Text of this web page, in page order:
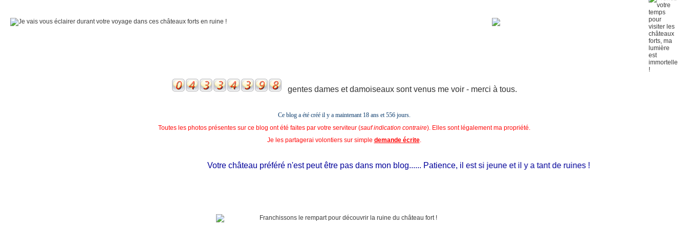
gentes dames et damoiseaux sont venus me voir - merci à tous.
Ce blog a été créé il y a maintenant 18 ans et556 jours.
Toutes les photos présentes sur ce blog ont été faites par votre serviteur (sauf indication contraire). Elles sont légalement ma propriété.
Je les partagerai volontiers sur simple demande écrite.
Votre château préféré n'est peut être pas dans mon blog...... Patience, il est si jeune et il y a tant de ruines !